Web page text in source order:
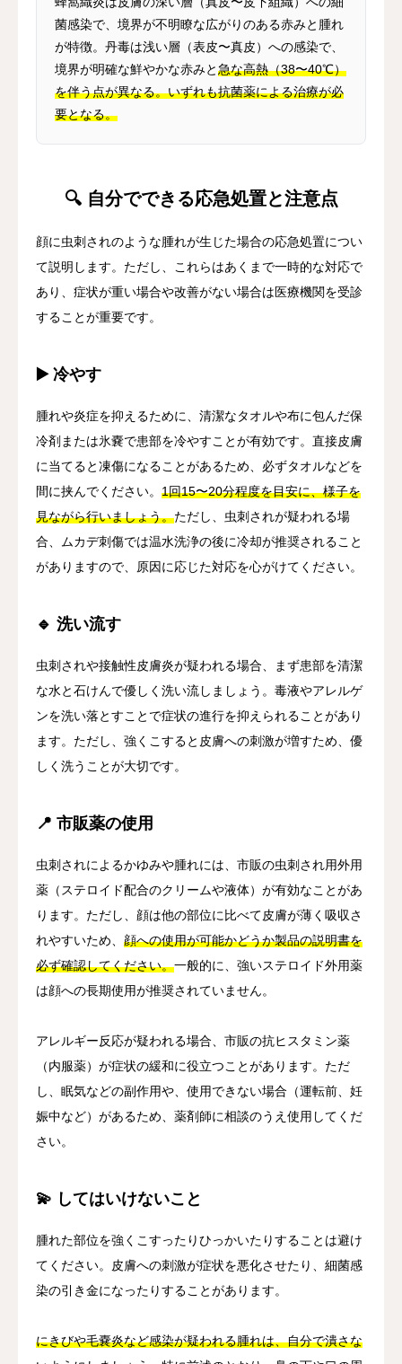
菌感染で、境界が不明瞭な広がりのある赤みと腫れ
が特徴。丹毒は浅い層（表皮〜真皮）への感染で、
境界が明確な鮮やかな赤みと急な高熱（38〜40℃）
を伴う点が異なる。いずれも抗菌薬による治療が必
要となる。
🔍 自分でできる応急処置と注意点
顔に虫刺されのような腫れが生じた場合の応急処置につい
て説明します。ただし、これらはあくまで一時的な対応で
あり、症状が重い場合や改善がない場合は医療機関を受診
することが重要です。
▶️ 冷やす
腫れや炎症を抑えるために、清潔なタオルや布に包んだ保
冷剤または氷嚢で患部を冷やすことが有効です。直接皮膚
に当てると凍傷になることがあるため、必ずタオルなどを
間に挟んでください。 1回15〜20分程度を目安に、様子を
見ながら行いましょう。ただし、虫刺されが疑われる場
合、ムカデ刺傷では温水洗浄の後に冷却が推奨されること
がありますので、原因に応じた対応を心がけてください。
🔹 洗い流す
虫刺されや接触性皮膚炎が疑われる場合、まず患部を清潔
な水と石けんで優しく洗い流しましょう。毒液やアレルゲ
ンを洗い落とすことで症状の進行を抑えられることがあり
ます。ただし、強くこすると皮膚への刺激が増すため、優
しく洗うことが大切です。
📍 市販薬の使用
虫刺されによるかゆみや腫れには、市販の虫刺され用外用
薬（ステロイド配合のクリームや液体）が有効なことがあ
ります。ただし、顔は他の部位に比べて皮膚が薄く吸収さ
れやすいため、 顔への使用が可能かどうか製品の説明書を
必ず確認してください。一般的に、強いステロイド外用薬
は顔への長期使用が推奨されていません。
アレルギー反応が疑われる場合、市販の抗ヒスタミン薬
（内服薬）が症状の緩和に役立つことがあります。ただ
し、眠気などの副作用や、使用できない場合（運転前、妊
娠中など）があるため、薬剤師に相談のうえ使用してくだ
さい。
💫 してはいけないこと
腫れた部位を強くこすったりひっかいたりすることは避け
てください。皮膚への刺激が症状を悪化させたり、細菌感
染の引き金になったりすることがあります。
にきびや毛嚢炎など感染が疑われる腫れは、自分で潰さな